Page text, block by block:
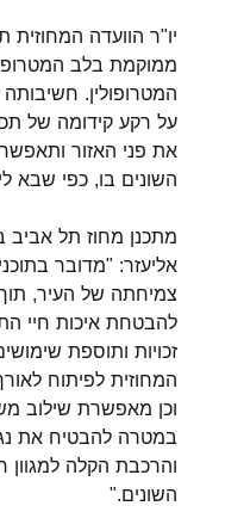
יו"ר הוועדה המחוזית
ממוקמת בלב
המטרופולין.
על רקע קידומה של
את פני האזור
השונים בו, כפי שבא
מתכנן מחוז תל אביב
אליעזר: "מדובר
צמיחתה של העיר,
להבטחת איכות חיי
זכויות ותוספת
המחוזית לפיתוח
וכן מאפשרת שילוב
במטרה להבטיח את
והרכבת הקלה
השונים."